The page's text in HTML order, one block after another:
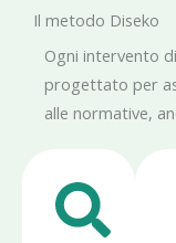
Il metodo Diseko
Ogni intervento
progettato per
alle normative,